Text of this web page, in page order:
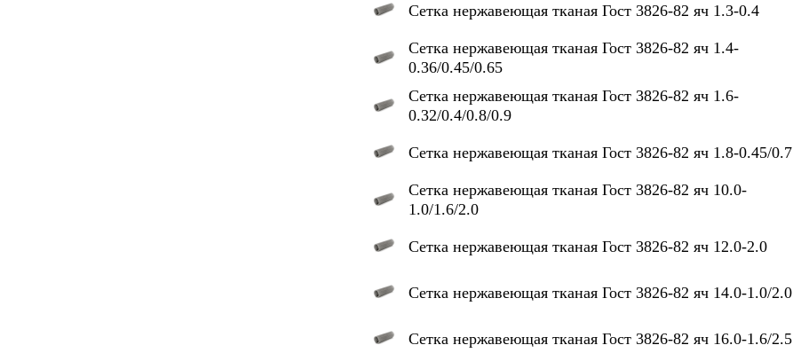
Сетка нержавеющая тканая Гост 3826-82 яч 1.3-0.4
Сетка нержавеющая тканая Гост 3826-82 яч 1.4-
0.36/0.45/0.65
Сетка нержавеющая тканая Гост 3826-82 яч 1.6-
0.32/0.4/0.8/0.9
Сетка нержавеющая тканая Гост 3826-82 яч 1.8-0.45/0.7
Сетка нержавеющая тканая Гост 3826-82 яч 10.0-
1.0/1.6/2.0
Сетка нержавеющая тканая Гост 3826-82 яч 12.0-2.0
Сетка нержавеющая тканая Гост 3826-82 яч 14.0-1.0/2.0
Сетка нержавеющая тканая Гост 3826-82 яч 16.0-1.6/2.5